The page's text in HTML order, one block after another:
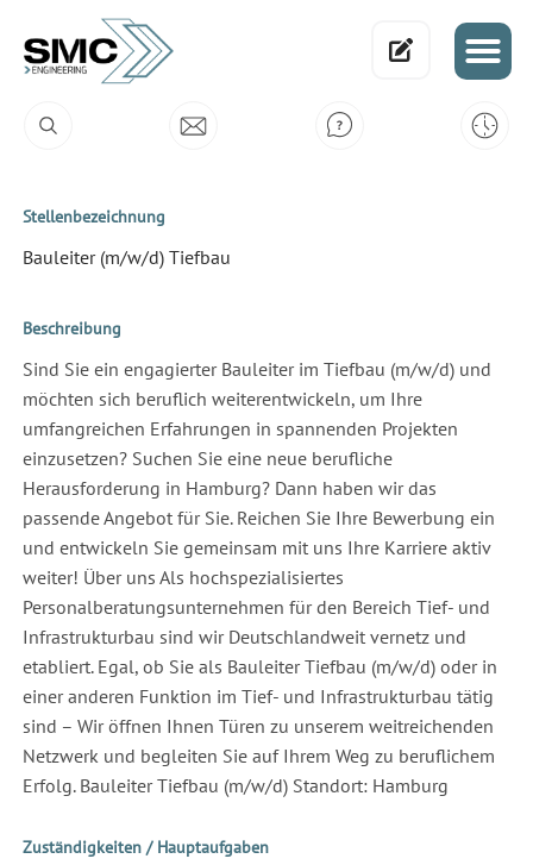
Stellenbezeichnung
Bauleiter (m/w/d) Tiefbau
Beschreibung
Sind Sie ein engagierter Bauleiter im Tiefbau (m/w/d) und
möchten sich beruflich weiterentwickeln, um Ihre
umfangreichen Erfahrungen in spannenden Projekten
einzusetzen? Suchen Sie eine neue berufliche
Herausforderung in Hamburg? Dann haben wir das
passende Angebot für Sie. Reichen Sie Ihre Bewerbung ein
und entwickeln Sie gemeinsam mit uns Ihre Karriere aktiv
weiter! Über uns Als hochspezialisiertes
Personalberatungsunternehmen für den Bereich Tief- und
Infrastrukturbau sind wir Deutschlandweit vernetz und
etabliert. Egal, ob Sie als Bauleiter Tiefbau (m/w/d) oder in
einer anderen Funktion im Tief- und Infrastrukturbau tätig
sind – Wir öffnen Ihnen Türen zu unserem weitreichenden
Netzwerk und begleiten Sie auf Ihrem Weg zu beruflichem
Erfolg. Bauleiter Tiefbau (m/w/d) Standort: Hamburg
Zuständigkeiten / Hauptaufgaben